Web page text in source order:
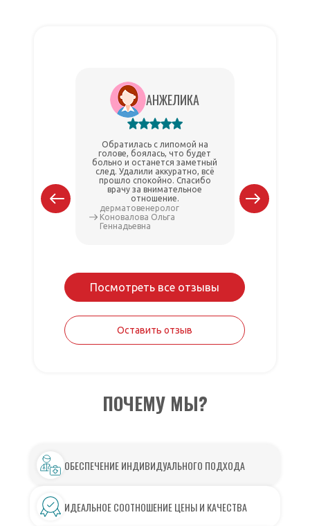
АНЖЕЛИКА
Обратилась с липомой на
голове, боялась, что будет
больно и останется заметный
след. Удалили аккуратно, всё
прошло спокойно. Спасибо
врачу за внимательное
отношение.
дерматовенеролог
Коновалова Ольга
Геннадьевна
Посмотреть все отзывы
Оставить отзыв
ПОЧЕМУ МЫ?
ОБЕСПЕЧЕНИЕ ИНДИВИДУАЛЬНОГО ПОДХОДА
ИДЕАЛЬНОЕ СООТНОШЕНИЕ ЦЕНЫ И КАЧЕСТВА